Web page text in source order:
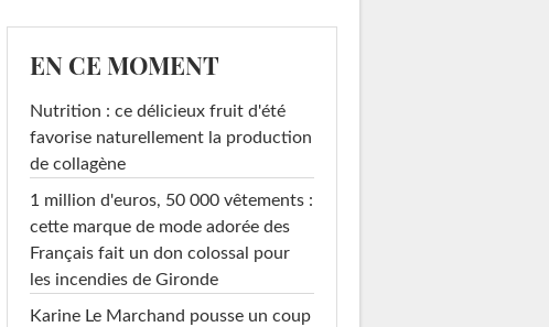
EN CE MOMENT
Nutrition : ce délicieux fruit d'été
favorise naturellement la production
de collagène
1 million d'euros, 50 000 vêtements :
cette marque de mode adorée des
Français fait un don colossal pour
les incendies de Gironde
Karine Le Marchand pousse un coup